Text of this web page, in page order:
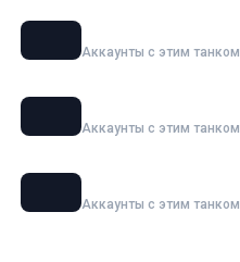
Аккаунты с этим танком
Аккаунты с этим танком
Аккаунты с этим танком